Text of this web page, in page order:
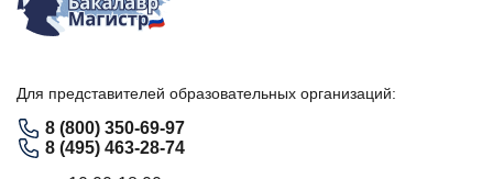
Для представителей образовательных организаций:
8 (800) 350-69-97
8 (495) 463-28-74